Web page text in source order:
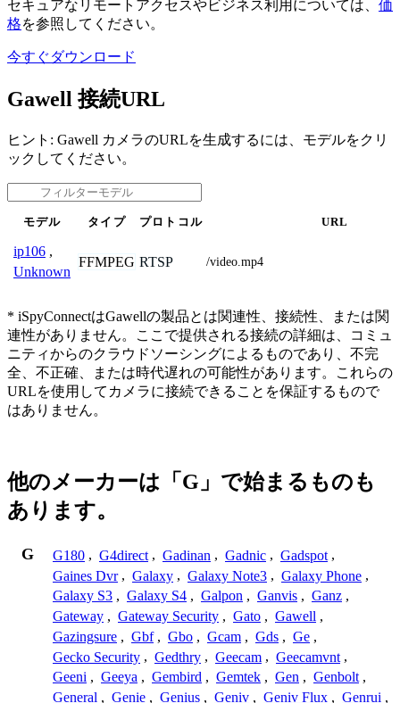
セキュアなリモートアクセスやビジネス利用については、 価
格を参照してください。
今すぐダウンロード
Gawell 接続URL
ヒント: Gawell カメラのURLを生成するには、モデルをクリ
ックしてください。
モデル タイプ プロトコル URL
ip106 ,
Unknown
FFMPEG RTSP /video.mp4
* iSpyConnectはGawellの製品とは関連性、接続性、または関
連性がありません。ここで提供される接続の詳細は、コミュ
ニティからのクラウドソーシングによるものであり、不完
全、不正確、または時代遅れの可能性があります。これらの
URLを使用してカメラに接続できることを保証するもので
はありません。
他のメーカーは「G」で始まるものも
あります。
G G180 , G4direct , Gadinan , Gadnic , Gadspot ,
Gaines Dvr , Galaxy , Galaxy Note3 , Galaxy Phone ,
Galaxy S3 , Galaxy S4 , Galpon , Ganvis , Ganz ,
Gateway , Gateway Security , Gato , Gawell ,
Gazingsure , Gbf , Gbo , Gcam , Gds , Ge ,
Gecko Security , Gedthry , Geecam , Geecamvnt ,
Geeni , Geeya , Gembird , Gemtek , Gen , Genbolt ,
General , Genie , Genius , Geniv , Geniv Flux , Genrui ,